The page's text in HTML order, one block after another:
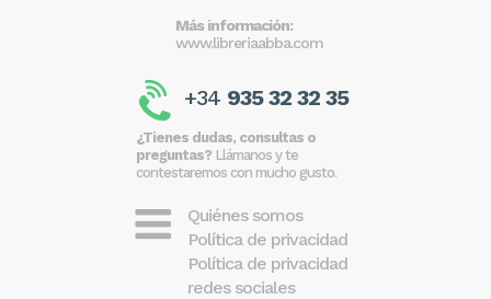
Más información:
www.libreriaabba.com
+34 935 32 32 35
¿Tienes dudas, consultas o
preguntas? Llámanos y te
contestaremos con mucho gusto.
Quiénes somos
Política de privacidad
Política de privacidad
redes sociales